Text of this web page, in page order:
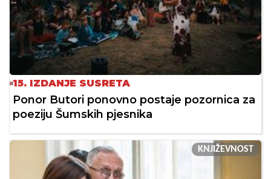
15. IZDANJE SUSRETA
Ponor Butori ponovno postaje pozornica za
poeziju Šumskih pjesnika
KNJIŽEVNOST